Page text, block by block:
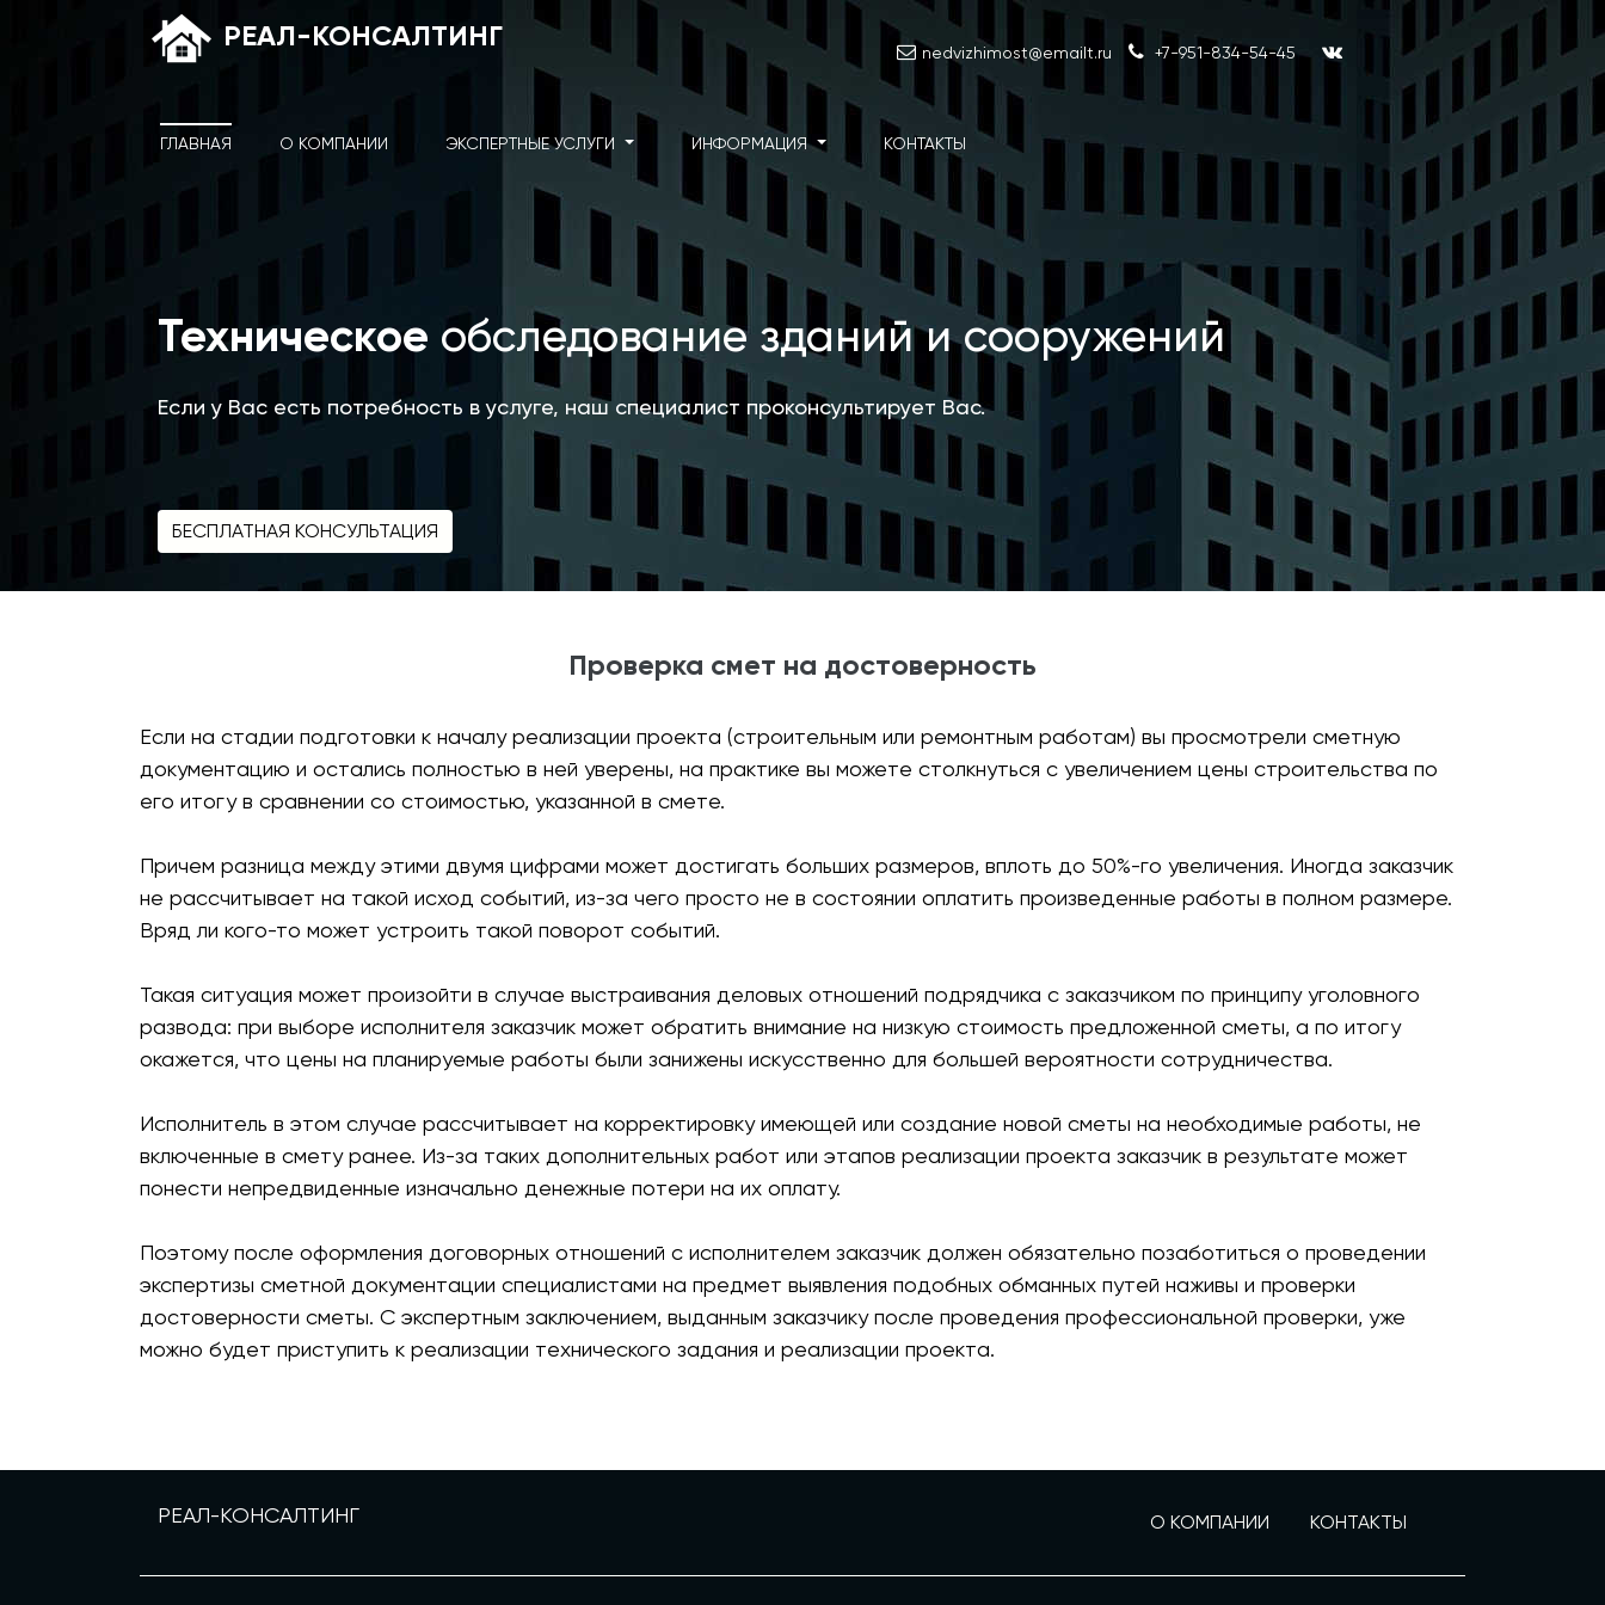
РЕАЛ-КОНСАЛТИНГ nedvizhimost@emailt.ru +7-951-834-54-45
ГЛАВНАЯ О КОМПАНИИ ЭКСПЕРТНЫЕ УСЛУГИ ИНФОРМАЦИЯ КОНТАКТЫ
Техническое обследование зданий и сооружений
Если у Вас есть потребность в услуге, наш специалист проконсультирует Вас.
БЕСПЛАТНАЯ КОНСУЛЬТАЦИЯ
Проверка смет на достоверность
Если на стадии подготовки к началу реализации проекта (строительным или ремонтным работам) вы просмотрели сметную
документацию и остались полностью в ней уверены, на практике вы можете столкнуться с увеличением цены строительства по
его итогу в сравнении со стоимостью, указанной в смете.
Причем разница между этими двумя цифрами может достигать больших размеров, вплоть до 50%-го увеличения. Иногда заказчик
не рассчитывает на такой исход событий, из-за чего просто не в состоянии оплатить произведенные работы в полном размере.
Вряд ли кого-то может устроить такой поворот событий.
Такая ситуация может произойти в случае выстраивания деловых отношений подрядчика с заказчиком по принципу уголовного
развода: при выборе исполнителя заказчик может обратить внимание на низкую стоимость предложенной сметы, а по итогу
окажется, что цены на планируемые работы были занижены искусственно для большей вероятности сотрудничества.
Исполнитель в этом случае рассчитывает на корректировку имеющей или создание новой сметы на необходимые работы, не
включенные в смету ранее. Из-за таких дополнительных работ или этапов реализации проекта заказчик в результате может
понести непредвиденные изначально денежные потери на их оплату.
Поэтому после оформления договорных отношений с исполнителем заказчик должен обязательно позаботиться о проведении
экспертизы сметной документации специалистами на предмет выявления подобных обманных путей наживы и проверки
достоверности сметы. С экспертным заключением, выданным заказчику после проведения профессиональной проверки, уже
можно будет приступить к реализации технического задания и реализации проекта.
РЕАЛ-КОНСАЛТИНГ О КОМПАНИИ КОНТАКТЫ